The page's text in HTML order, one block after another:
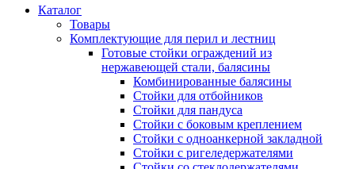
Каталог
Товары
Комплектующие для перил и лестниц
Готовые стойки ограждений из
нержавеющей стали, балясины
Комбинированные балясины
Стойки для отбойников
Стойки для пандуса
Стойки с боковым креплением
Стойки с одноанкерной закладной
Стойки с ригеледержателями